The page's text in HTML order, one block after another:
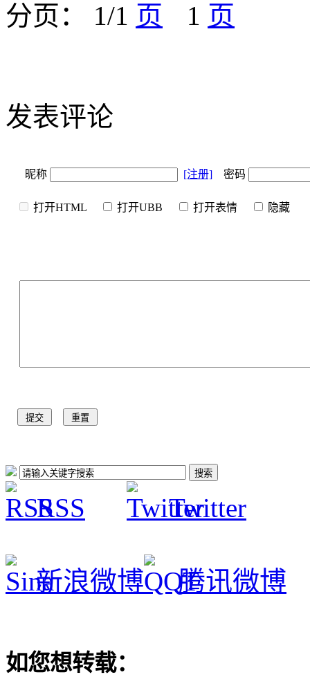
分页： 1/1 1
发表评论
昵称 [注册] 密码
打开HTML 打开UBB 打开表情 隐
RSS Twitter
新浪微博 腾讯微博
如您想转载：